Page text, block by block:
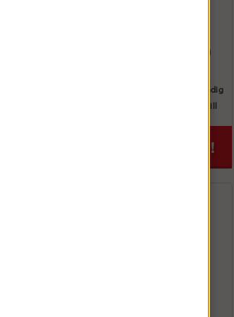
Schake Stämp BD400
Pregalvaniserat stämp med utvändig
gänga för höjder mellan 220 cm till
Köp!